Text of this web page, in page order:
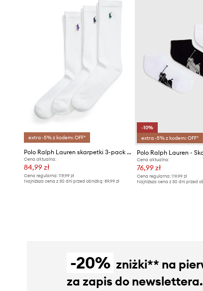
extra -5% z kodem: OFF*
Polo Ralph Lauren skarpetki 3-pack Wimbledon Collection
Cena aktualna:
84,99 zł
Cena regularna: 119,99 zł
Najniższa cena z 30 dni przed obniżką: 89,99 zł
-10%
extra -5% z kodem: OFF*
Cena aktualna:
76,99 zł
Cena regularna:119,99 zł
Najniższa cena z 30 dni przed
-20% zniżki** na
za zapis do newslettera.